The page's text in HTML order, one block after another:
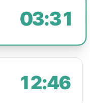
03:31
12:46